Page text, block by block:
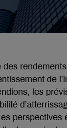
de
les
perspectives